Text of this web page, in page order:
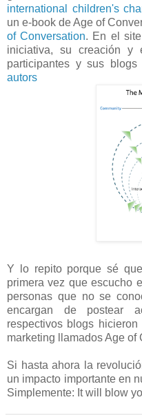
international children's
un e-book de Age of
of Conversation. En el
iniciativa, su creación y
participantes y sus
autors
Y lo repito porque sé
primera vez que escucho
personas que no se
encargan de postear
respectivos blogs
marketing llamados Age of
Si hasta ahora la
un impacto importante en
Simplemente: It will blow